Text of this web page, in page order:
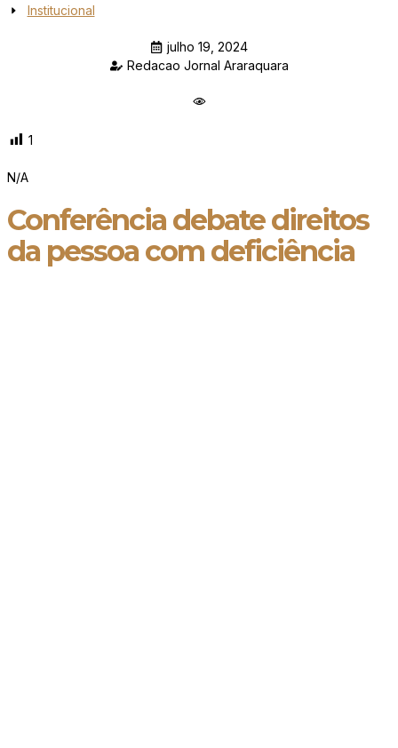
Institucional
julho 19, 2024
Redacao Jornal Araraquara
1
N/A
Conferência debate direitos
da pessoa com deficiência